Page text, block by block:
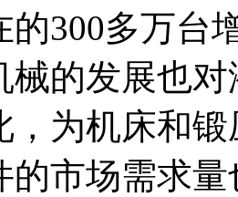
的300多万台
械的发展也
，为机床和
的市场需求